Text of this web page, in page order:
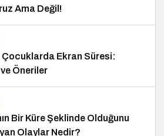
Ama Değil!
Ekran Süresi:
Öneriler
Bir Küre Şeklinde Olduğunu
Olaylar Nedir?